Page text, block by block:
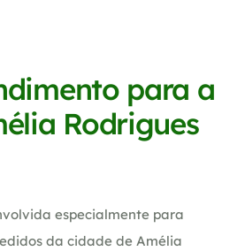
para a
Rodrigues
especialmente para
da cidade de Amélia